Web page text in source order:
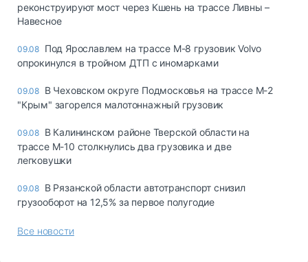
реконструируют мост через Кшень на трассе Ливны –
Навесное
09.08 Под Ярославлем на трассе М-8 грузовик Volvo
опрокинулся в тройном ДТП с иномарками
09.08 В Чеховском округе Подмосковья на трассе М-2
"Крым" загорелся малотоннажный грузовик
09.08 В Калининском районе Тверской области на
трассе М-10 столкнулись два грузовика и две
легковушки
09.08 В Рязанской области автотранспорт снизил
грузооборот на 12,5% за первое полугодие
Все новости